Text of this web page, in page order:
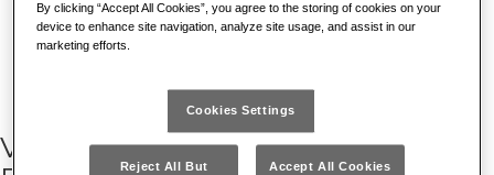
VALIGIA CON ASSORTIMENTO PER
By clicking “Accept All Cookies”, you agree to the storing of cookies on your
device to enhance site navigation, analyze site usage, and assist in our
marketing efforts.
Cookies Settings
Reject All But
Accept All Cookies